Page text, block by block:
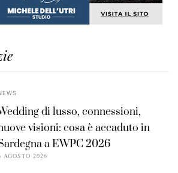
di lusso, connessioni,
visioni: cosa è accaduto in
a EWPC 2026
AGOSTO 2026